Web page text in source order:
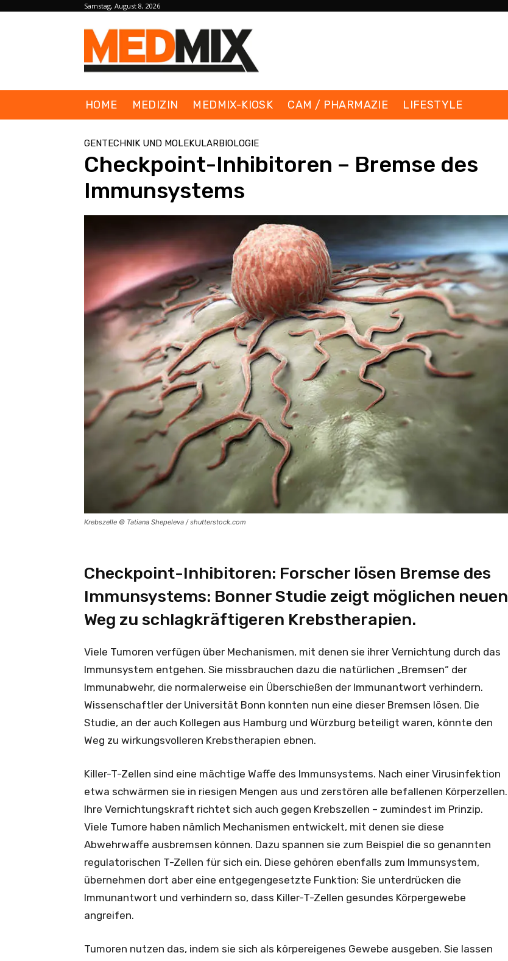
Samstag, August 8, 2026
HOME MEDIZIN MEDMIX-KIOSK CAM / PHARMAZIE LIFESTYLE
GENTECHNIK UND MOLEKULARBIOLOGIE
Checkpoint-Inhibitoren – Bremse des
Immunsystems
Krebszelle © Tatiana Shepeleva / shutterstock.com
Checkpoint-Inhibitoren: Forscher lösen Bremse des
Immunsystems: Bonner Studie zeigt möglichen neuen
Weg zu schlagkräftigeren Krebstherapien.
Viele Tumoren verfügen über Mechanismen, mit denen sie ihrer Vernichtung durch das
Immunsystem entgehen. Sie missbrauchen dazu die natürlichen „Bremsen“ der
Immunabwehr, die normalerweise ein Überschießen der Immunantwort verhindern.
Wissenschaftler der Universität Bonn konnten nun eine dieser Bremsen lösen. Die
Studie, an der auch Kollegen aus Hamburg und Würzburg beteiligt waren, könnte den
Weg zu wirkungsvolleren Krebstherapien ebnen.
Killer-T-Zellen sind eine mächtige Waffe des Immunsystems. Nach einer Virusinfektion
etwa schwärmen sie in riesigen Mengen aus und zerstören alle befallenen Körperzellen.
Ihre Vernichtungskraft richtet sich auch gegen Krebszellen – zumindest im Prinzip.
Viele Tumore haben nämlich Mechanismen entwickelt, mit denen sie diese
Abwehrwaffe ausbremsen können. Dazu spannen sie zum Beispiel die so genannten
regulatorischen T-Zellen für sich ein. Diese gehören ebenfalls zum Immunsystem,
übernehmen dort aber eine entgegengesetzte Funktion: Sie unterdrücken die
Immunantwort und verhindern so, dass Killer-T-Zellen gesundes Körpergewebe
angreifen.
Tumoren nutzen das, indem sie sich als körpereigenes Gewebe ausgeben. Sie lassen